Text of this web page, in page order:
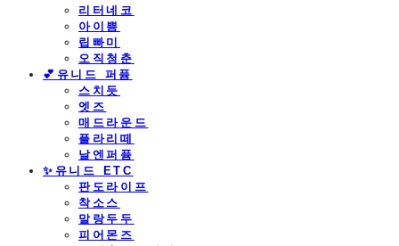
리터네코
아이쁨
립빠미
오직청춘
💕유니드 퍼퓸
스치듯
엣즈
매드라운드
플라리떼
날엔퍼퓸
​✨유니드 ETC
판도라이프
착소스
말랑두두
피어몬즈